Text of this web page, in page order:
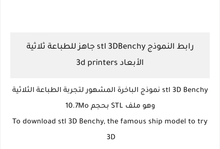
رابط النموذج stl 3DBenchy جاهز للطباعة ثلاثية
الأبعاد 3d printers
stl 3D Benchy نموذج الباخرة المشهور لتجربة الطباعة الثلاثية
وهو ملف STL بحجم 10.7Mo
To download stl 3D Benchy, the famous ship model to try
3D